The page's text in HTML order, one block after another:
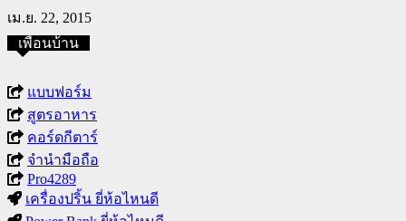
เม.ย. 22, 2015
เพื่อนบ้าน
แบบฟอร์ม
สูตรอาหาร
คอร์ดกีตาร์
จำนำมือถือ
Pro4289
เครื่องปริ้น ยี่ห้อไหนดี